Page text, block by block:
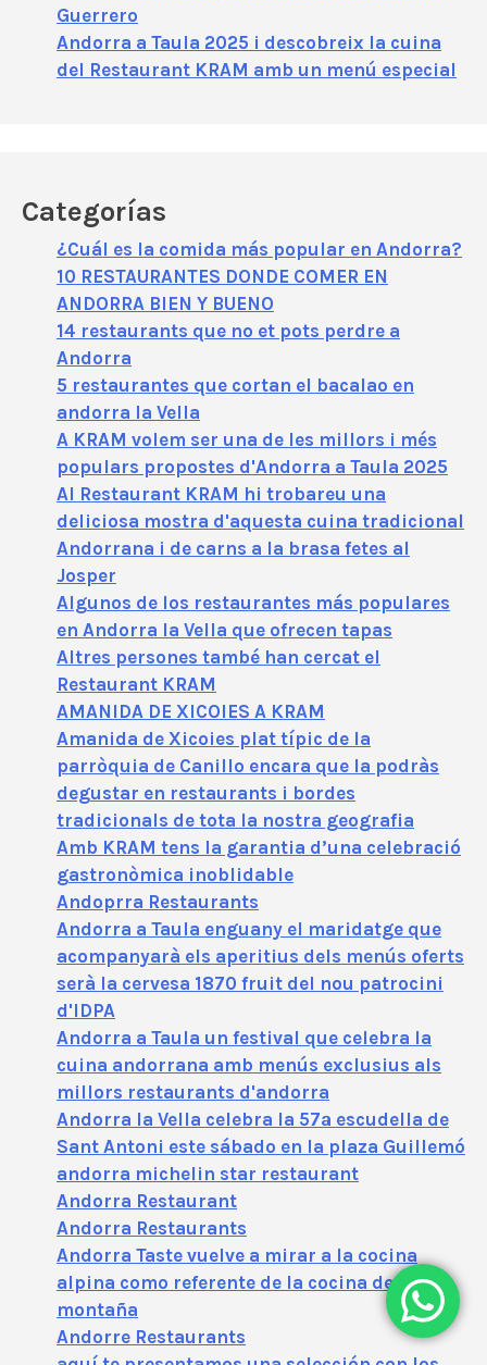
Guerrero
Andorra a Taula 2025 i descobreix la cuina
del Restaurant KRAM amb un menú especial
Categorías
¿Cuál es la comida más popular en Andorra?
10 RESTAURANTES DONDE COMER EN
ANDORRA BIEN Y BUENO
14 restaurants que no et pots perdre a
Andorra
5 restaurantes que cortan el bacalao en
andorra la Vella
A KRAM volem ser una de les millors i més
populars propostes d'Andorra a Taula 2025
Al Restaurant KRAM hi trobareu una
deliciosa mostra d'aquesta cuina tradicional
Andorrana i de carns a la brasa fetes al
Josper
Algunos de los restaurantes más populares
en Andorra la Vella que ofrecen tapas
Altres persones també han cercat el
Restaurant KRAM
AMANIDA DE XICOIES A KRAM
Amanida de Xicoies plat típic de la
parròquia de Canillo encara que la podràs
degustar en restaurants i bordes
tradicionals de tota la nostra geografia
Amb KRAM tens la garantia d’una celebració
gastronòmica inoblidable
Andoprra Restaurants
Andorra a Taula enguany el maridatge que
acompanyarà els aperitius dels menús oferts
serà la cervesa 1870 fruit del nou patrocini
d'IDPA
Andorra a Taula un festival que celebra la
cuina andorrana amb menús exclusius als
millors restaurants d'andorra
Andorra la Vella celebra la 57ª escudella de
Sant Antoni este sábado en la plaza Guillemó
andorra michelin star restaurant
Andorra Restaurant
Andorra Restaurants
Andorra Taste vuelve a mirar a la cocina
alpina como referente de la cocina de alta
montaña
Andorre Restaurants